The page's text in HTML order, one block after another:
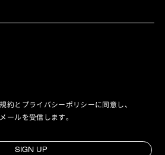
約とプライバシーポリシーに同意し、
ールを受信します。
SIGN UP